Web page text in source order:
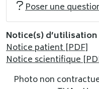
Poser une
Notice(s) d’utilisation
Notice patient [PDF]
Notice scientifique
Photo non